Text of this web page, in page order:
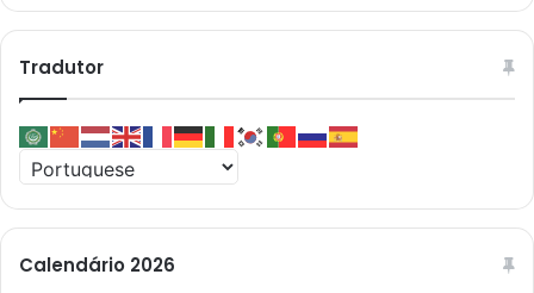
Tradutor
Calendário 2026